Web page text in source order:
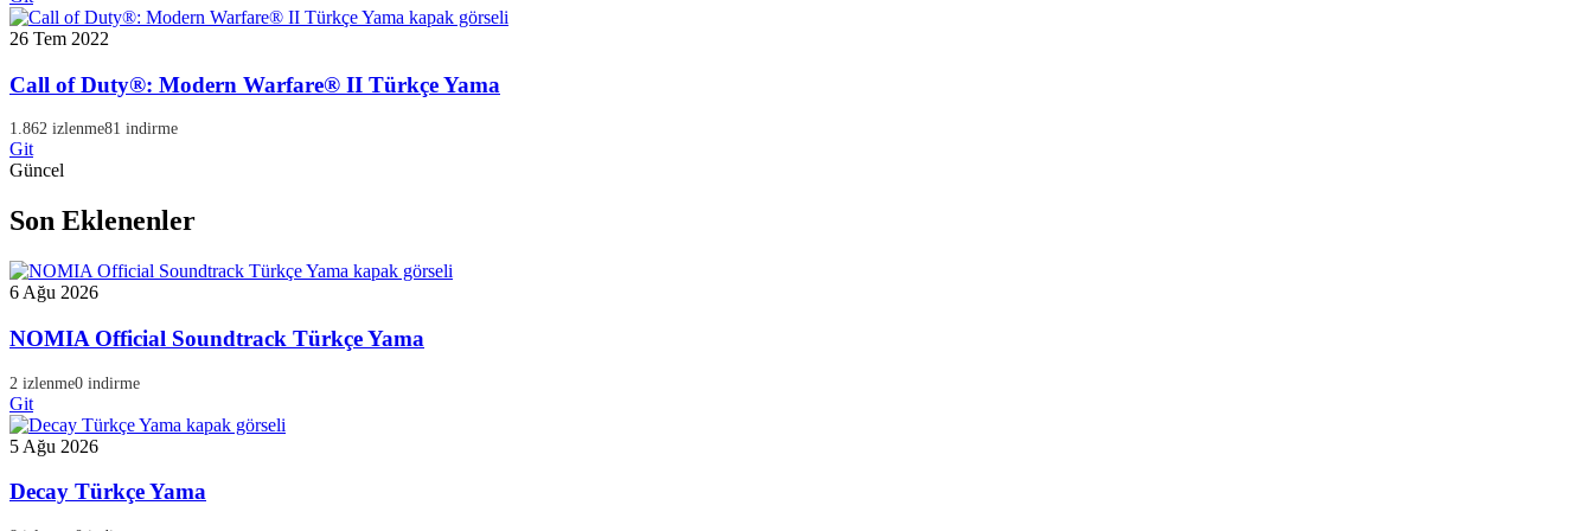
26 Tem 2022
Call of Duty®: Modern Warfare® II Türkçe Yama
1.862 izlenme81 indirme
Git
Güncel
Son Eklenenler
6 Ağu 2026
NOMIA Official Soundtrack Türkçe Yama
2 izlenme0 indirme
Git
5 Ağu 2026
Decay Türkçe Yama